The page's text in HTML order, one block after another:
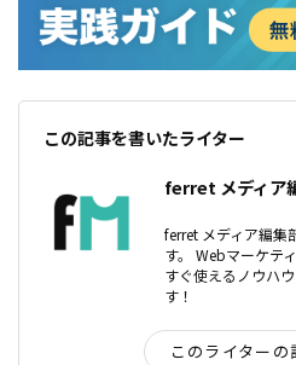
この記事を書いたライター
ferret メディア
ferret メディア編集
す。 Webマーケテ
すぐ使えるノウハ
す！
このライターの